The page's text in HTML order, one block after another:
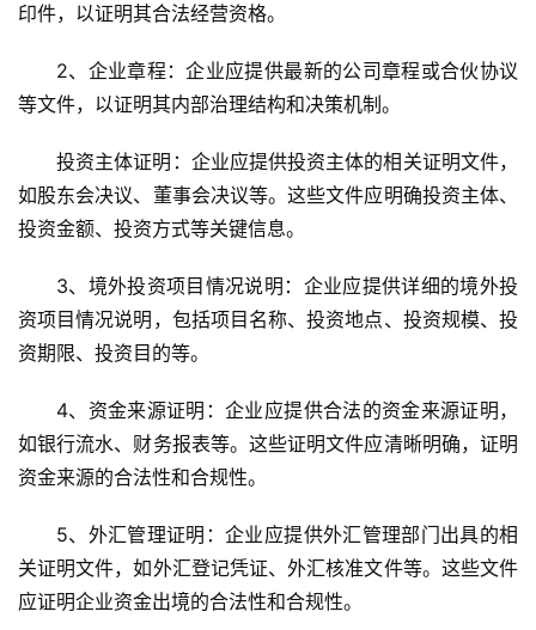
印件，以证明其合法经营资格。
2、企业章程 ：企业应提供最新的公司章程或合伙协议
等文件，以证明其内部治理结构和决策机制。
投资主体证明 ：企业应提供投资主体的相关证明文件，
如股东会决议、董事会决议等。这些文件应明确投资主体、
投资金额、投资方式等关键信息。
3、境外投资项目情况说明 ：企业应提供详细的境外投
资项目情况说明，包括项目名称、投资地点、投资规模、投
资期限、投资目的等。
4、资金来源证明 ：企业应提供合法的资金来源证明，
如银行流水、财务报表等。这些证明文件应清晰明确，证明
资金来源的合法性和合规性。
5、外汇管理证明 ：企业应提供外汇管理部门出具的相
关证明文件，如外汇登记凭证、外汇核准文件等。这些文件
应证明企业资金出境的合法性和合规性。